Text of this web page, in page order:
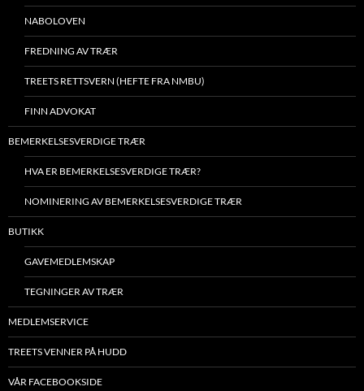
NABOLOVEN
FREDNING AV TRÆR
TREETS RETTSVERN (HEFTE FRA NMBU)
FINN ADVOKAT
BEMERKELSESVERDIGE TRÆR
HVA ER BEMERKELSESVERDIGE TRÆR?
NOMINERING AV BEMERKELSESVERDIGE TRÆR
BUTIKK
GAVEMEDLEMSKAP
TEGNINGER AV TRÆR
MEDLEMSERVICE
TREETS VENNER PÅ HUDD
VÅR FACEBOOKSIDE